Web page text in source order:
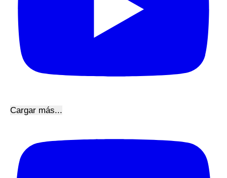
Cargar más...